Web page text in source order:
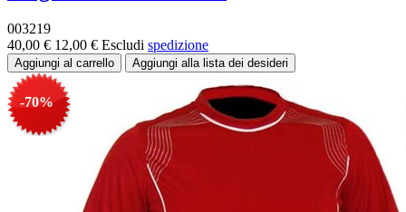
003219
40,00 € 12,00 € Escludi spedizione
-70%